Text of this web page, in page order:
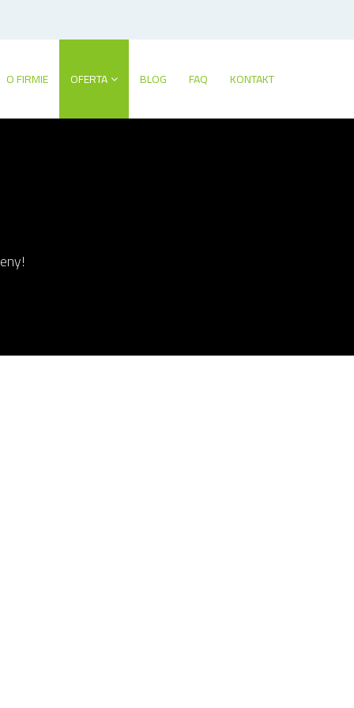
O FIRMIE OFERTA BLOG FAQ KONTAKT